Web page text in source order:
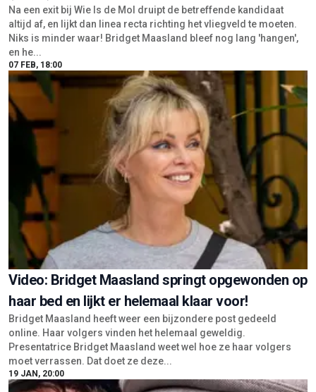
Na een exit bij Wie Is de Mol druipt de betreffende kandidaat
altijd af, en lijkt dan linea recta richting het vliegveld te moeten.
Niks is minder waar! Bridget Maasland bleef nog lang 'hangen',
en he...
07 FEB, 18:00
Video: Bridget Maasland springt opgewonden op
haar bed en lijkt er helemaal klaar voor!
Bridget Maasland heeft weer een bijzondere post gedeeld
online. Haar volgers vinden het helemaal geweldig.
Presentatrice Bridget Maasland weet wel hoe ze haar volgers
moet verrassen. Dat doet ze deze...
19 JAN, 20:00